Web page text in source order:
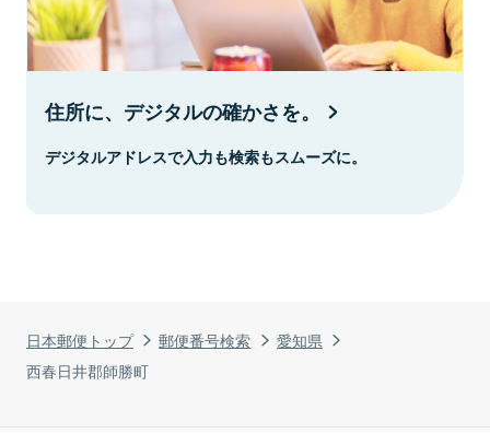
日本郵便トップ 郵便番号検索
愛知県
西春日井郡師勝町
住所に、デジタルの確かさを。
デジタルアドレスで入力も検索もスムーズに。